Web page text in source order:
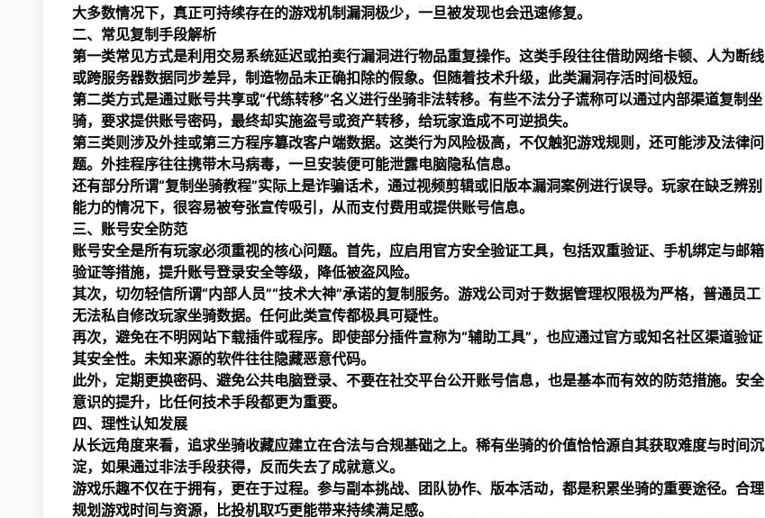
大多数情况下，真正可持续存在的游戏机制漏洞极少，一旦被发现也会迅速修复。
二、常见复制手段解析
第一类常见方式是利用交易系统延迟或拍卖行漏洞进行物品重复操作。这类手段往往借助网络卡顿、人为断线
或跨服务器数据同步差异，制造物品未正确扣除的假象。但随着技术升级，此类漏洞存活时间极短。
第二类方式是通过账号共享或“代练转移”名义进行坐骑非法转移。有些不法分子谎称可以通过内部渠道复制坐
骑，要求提供账号密码，最终却实施盗号或资产转移，给玩家造成不可逆损失。
第三类则涉及外挂或第三方程序篡改客户端数据。这类行为风险极高，不仅触犯游戏规则，还可能涉及法律问
题。外挂程序往往携带木马病毒，一旦安装便可能泄露电脑隐私信息。
还有部分所谓“复制坐骑教程”实际上是诈骗话术，通过视频剪辑或旧版本漏洞案例进行误导。玩家在缺乏辨别
能力的情况下，很容易被夸张宣传吸引，从而支付费用或提供账号信息。
三、账号安全防范
账号安全是所有玩家必须重视的核心问题。首先，应启用官方安全验证工具，包括双重验证、手机绑定与邮箱
验证等措施，提升账号登录安全等级，降低被盗风险。
其次，切勿轻信所谓“内部人员”“技术大神”承诺的复制服务。游戏公司对于数据管理权限极为严格，普通员工
无法私自修改玩家坐骑数据。任何此类宣传都极具可疑性。
再次，避免在不明网站下载插件或程序。即使部分插件宣称为“辅助工具”，也应通过官方或知名社区渠道验证
其安全性。未知来源的软件往往隐藏恶意代码。
此外，定期更换密码、避免公共电脑登录、不要在社交平台公开账号信息，也是基本而有效的防范措施。安全
意识的提升，比任何技术手段都更为重要。
四、理性认知发展
从长远角度来看，追求坐骑收藏应建立在合法与合规基础之上。稀有坐骑的价值恰恰源自其获取难度与时间沉
淀，如果通过非法手段获得，反而失去了成就意义。
游戏乐趣不仅在于拥有，更在于过程。参与副本挑战、团队协作、版本活动，都是积累坐骑的重要途径。合理
规划游戏时间与资源，比投机取巧更能带来持续满足感。